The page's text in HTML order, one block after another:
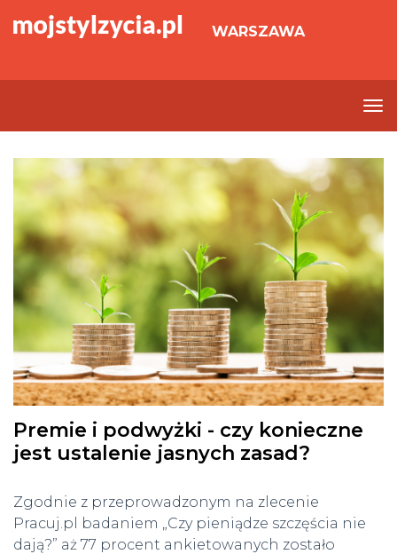
WARSZAWA
Premie i podwyżki - czy konieczne
jest ustalenie jasnych zasad?
Zgodnie z przeprowadzonym na zlecenie
Pracuj.pl badaniem „Czy pieniądze szczęścia nie
dają?” aż 77 procent ankietowanych zostało